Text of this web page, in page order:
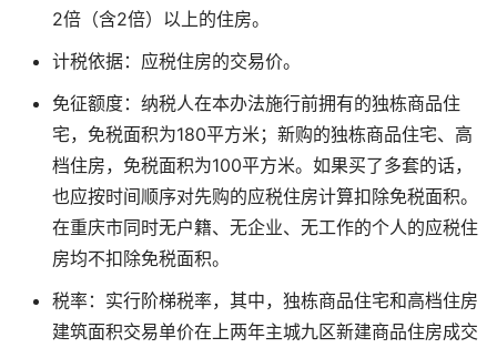
2倍（含2倍）以上的住房。
计税依据：应税住房的交易价。
免征额度：纳税人在本办法施行前拥有的独栋商品住
宅，免税面积为180平方米；新购的独栋商品住宅、高
档住房，免税面积为100平方米。如果买了多套的话，
也应按时间顺序对先购的应税住房计算扣除免税面积。
在重庆市同时无户籍、无企业、无工作的个人的应税住
房均不扣除免税面积。
税率：实行阶梯税率，其中，独栋商品住宅和高档住房
建筑面积交易单价在上两年主城九区新建商品住房成交